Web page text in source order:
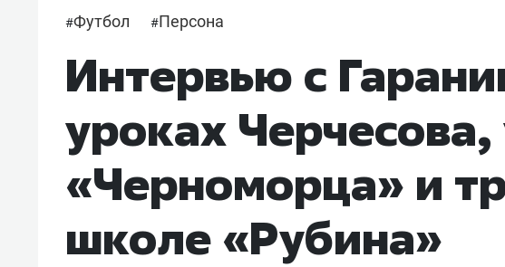
#Футбол #Персона
Интервью с
уроках Черчесова,
«Черноморца» и
школе «Рубина»